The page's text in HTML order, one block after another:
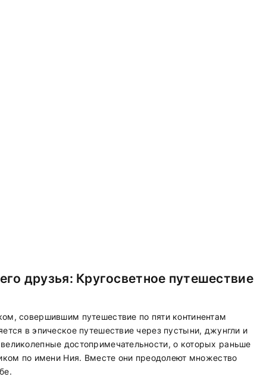
друзья: Кругосветное путешествие
совершившим путешествие по пяти континентам
в эпическое путешествие через пустыни, джунгли и
достопримечательности, о которых раньше
по имени Ния. Вместе они преодолеют множество